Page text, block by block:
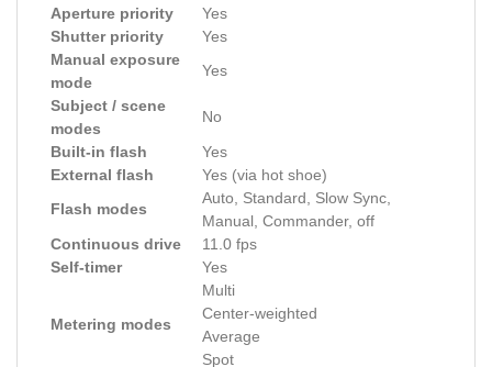
Aperture priority
Yes
Shutter priority
Yes
Manual exposure
mode
Yes
Subject / scene
modes
No
Built-in flash
Yes
External flash
Yes (via hot shoe)
Flash modes
Auto, Standard, Slow Sync,
Manual, Commander, off
Continuous drive
11.0 fps
Self-timer
Yes
Metering modes
Multi
Center-weighted
Average
Spot